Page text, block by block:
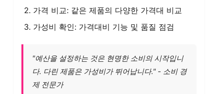
가격 비교: 같은 제품의 다양한 가격대 비교
가성비 확인: 가격대비 기능 및 품질 점검
"예산을 설정하는 것은 현명한 소비의 시작입니
다. 다린 제품은 가성비가 뛰어납니다." - 소비 경
제 전문가